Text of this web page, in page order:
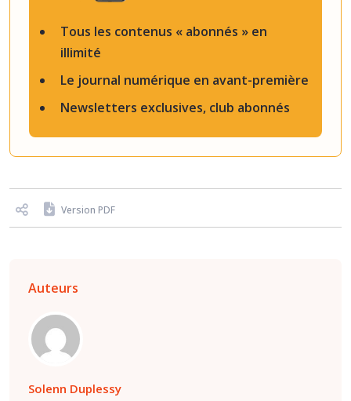
Tous les contenus « abonnés » en
illimité
Le journal numérique en avant-première
Newsletters exclusives, club abonnés
Version PDF
Auteurs
Solenn Duplessy